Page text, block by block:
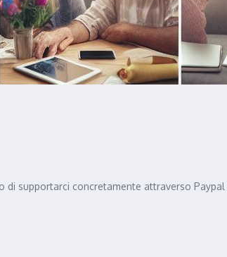
supportarci concretamente attraverso